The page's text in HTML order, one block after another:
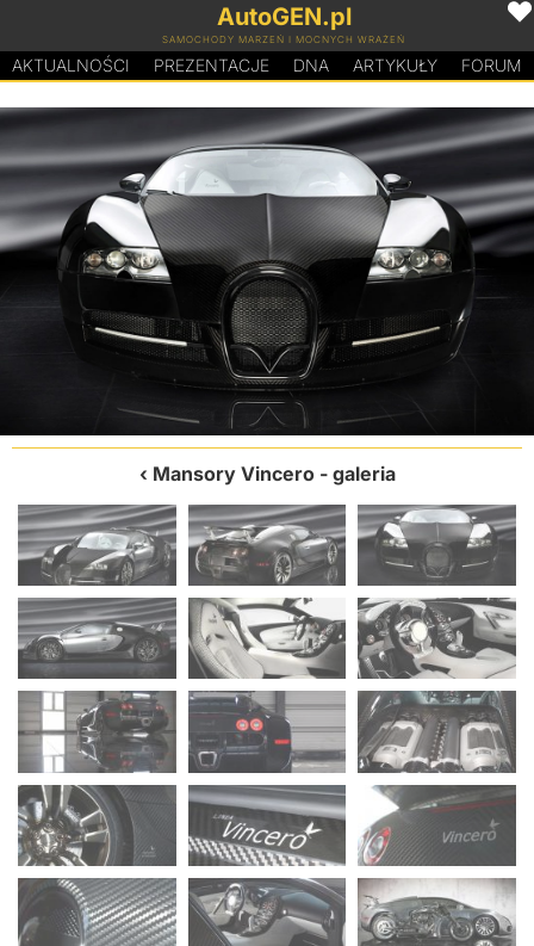
AutoGEN.pl
SAMOCHODY MARZEŃ I MOCNYCH WRAŻEŃ
AKTUALNOŚCI PREZENTACJE DNA ARTYKUŁY FORUM
Mansory Vincero- galeria